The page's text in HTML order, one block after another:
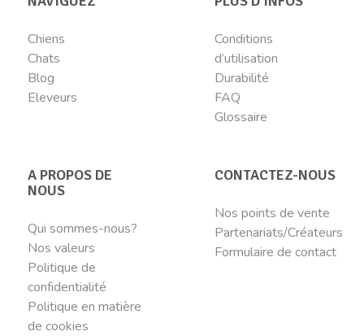
Chiens
Chats
Blog
Eleveurs
Conditions
d’utilisation
Durabilité
FAQ
Glossaire
A PROPOS DE
NOUS
Qui sommes-nous?
Nos valeurs
Politique de
confidentialité
Politique en matière
de cookies
CONTACTEZ-NOUS
Nos points de vente
Partenariats/Créateurs
Formulaire de contact